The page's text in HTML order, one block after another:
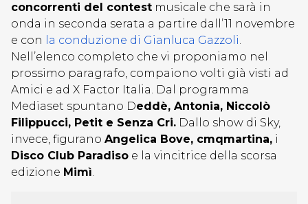
concorrenti del contest musicale che sarà in
onda in seconda serata a partire dall’11 novembre
e con
la conduzione di Gianluca Gazzoli.
Nell’elenco completo che vi proponiamo nel
prossimo paragrafo, compaiono volti già visti ad
Amici e ad X Factor Italia. Dal programma
Mediaset spuntano Deddè, Antonia, Niccolò
Filippucci, Petit e Senza Cri. Dallo show di Sky,
invece, figurano Angelica Bove, cmqmartina, i
Disco Club Paradiso e la vincitrice della scorsa
edizione Mimì.